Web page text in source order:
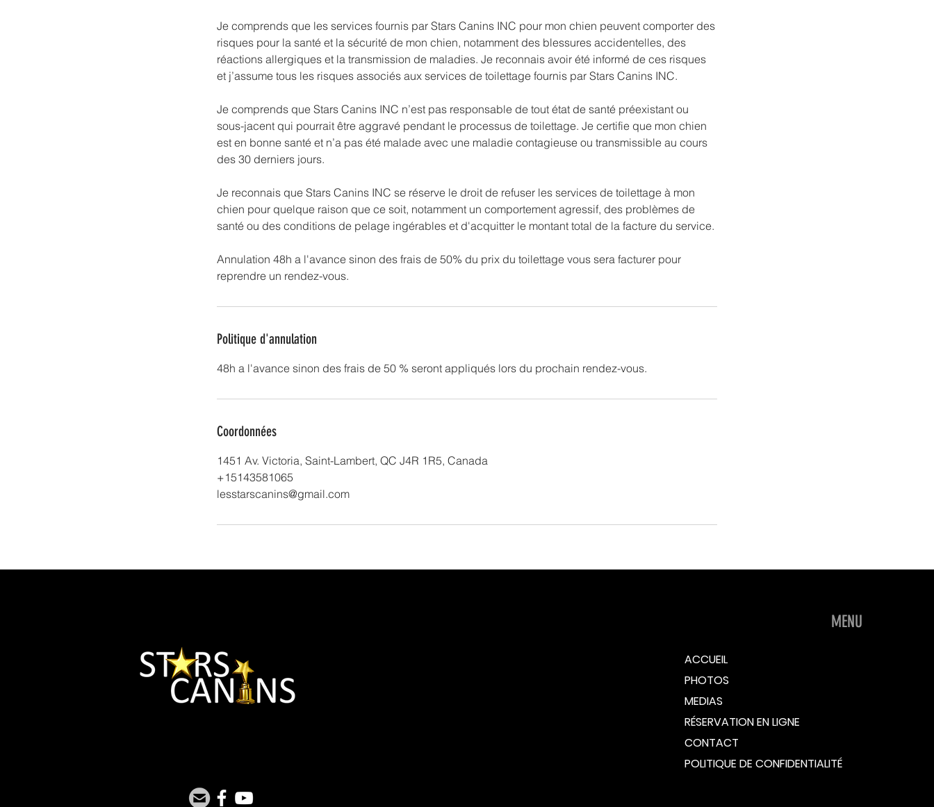
Je comprends que les services fournis par Stars Canins INC pour mon chien peuvent comporter des
risques pour la santé et la sécurité de mon chien, notamment des blessures accidentelles, des
réactions allergiques et la transmission de maladies. Je reconnais avoir été informé de ces risques
et j’assume tous les risques associés aux services de toilettage fournis par Stars Canins INC.
Je comprends que Stars Canins INC n’est pas responsable de tout état de santé préexistant ou
sous-jacent qui pourrait être aggravé pendant le processus de toilettage. Je certifie que mon chien
est en bonne santé et n’a pas été malade avec une maladie contagieuse ou transmissible au cours
des 30 derniers jours.
Je reconnais que Stars Canins INC se réserve le droit de refuser les services de toilettage à mon
chien pour quelque raison que ce soit, notamment un comportement agressif, des problèmes de
santé ou des conditions de pelage ingérables et d'acquitter le montant total de la facture du service.
Annulation 48h a l'avance sinon des frais de 50% du prix du toilettage vous sera facturer pour
Politique d'annulation
48h a l'avance sinon des frais de 50 % seront appliqués lors du prochain rendez-vous.
Coordonnées
1451 Av. Victoria, Saint-Lambert, QC J4R 1R5, Canada
+15143581065
lesstarscanins@gmail.com
MENU
ACCUEIL
PHOTOS
MEDIAS
RÉSERVATION EN LIGNE
CONTACT
POLITIQUE DE CONFIDENTIALITÉ